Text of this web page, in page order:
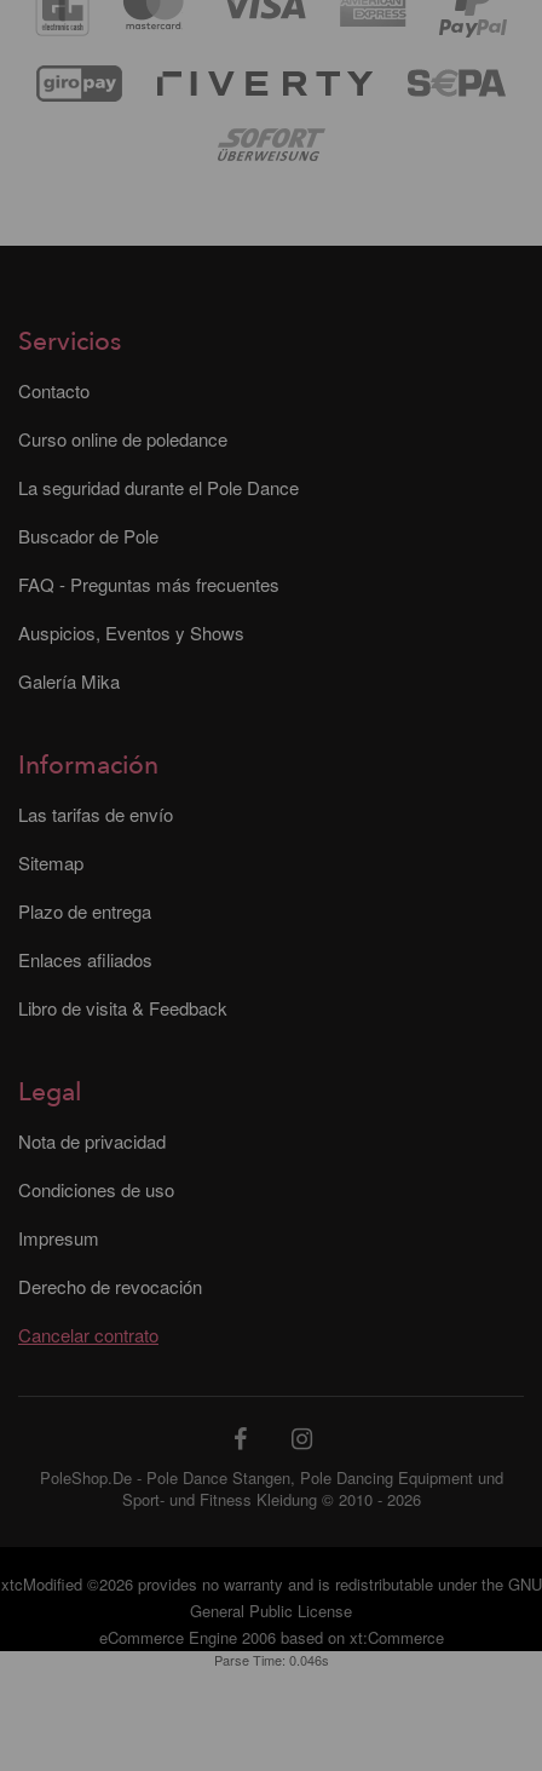
Servicios
Contacto
Curso online de poledance
La seguridad durante el Pole Dance
Buscador de Pole
FAQ - Preguntas más frecuentes
Auspicios, Eventos y Shows
Galería Mika
Información
Las tarifas de envío
Sitemap
Plazo de entrega
Enlaces afiliados
Libro de visita & Feedback
Legal
Nota de privacidad
Condiciones de uso
Impresum
Derecho de revocación
Cancelar contrato
PoleShop.De - Pole Dance Stangen, Pole Dancing Equipment und
Sport- und Fitness Kleidung © 2010 - 2026
xtcModified©2026 provides no warranty and is redistributable under the GNU
General Public License
eCommerce Engine 2006 based on xt:Commerce
Parse Time: 0.046s